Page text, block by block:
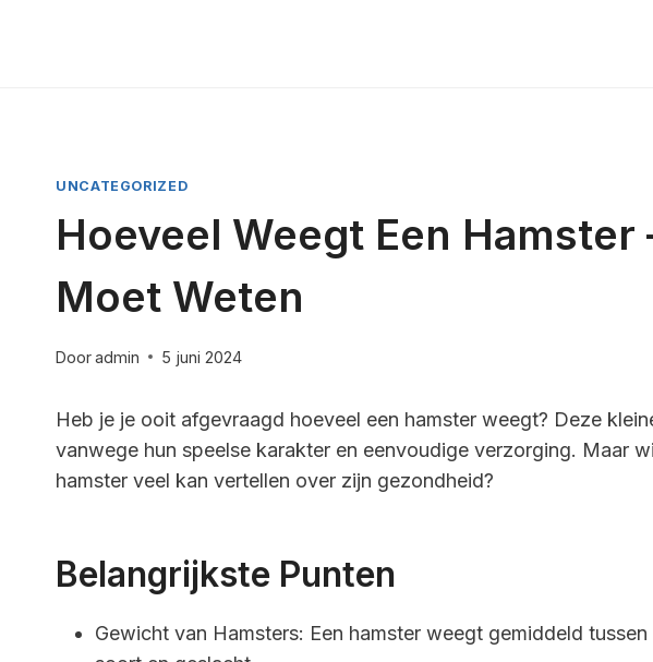
UNCATEGORIZED
Hoeveel Weegt Een Hamster
Moet Weten
Dooradmin 5 juni 2024
Heb je je ooit afgevraagd hoeveel een hamster weegt? Deze
vanwege hun speelse karakter en eenvoudige verzorging. Maar
hamster veel kan vertellen over zijn gezondheid?
Belangrijkste Punten
Gewicht van Hamsters: Een hamster weegt gemiddeld